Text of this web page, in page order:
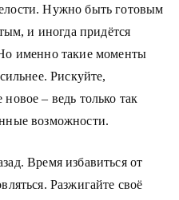
Нужно быть готовым
и иногда придётся
именно такие моменты
Рискуйте,
– ведь только так
возможности.
Время избавиться от
Разжигайте своё